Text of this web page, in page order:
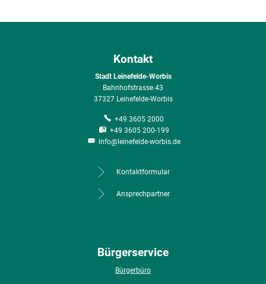
Kontakt
Stadt Leinefelde-Worbis
Bahnhofstrasse 43
37327 Leinefelde-Worbis
+49 3605 2000
+49 3605 200-199
info@leinefelde-worbis.de
Kontaktformular
Ansprechpartner
Bürgerservice
Bürgerbüro